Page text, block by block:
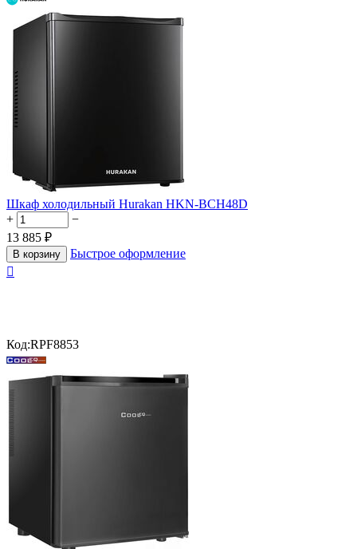
Шкаф холодильный Hurakan HKN-BCH48D
+
−
13 885 ₽
В корзину
Быстрое оформление

Код:RPF8853